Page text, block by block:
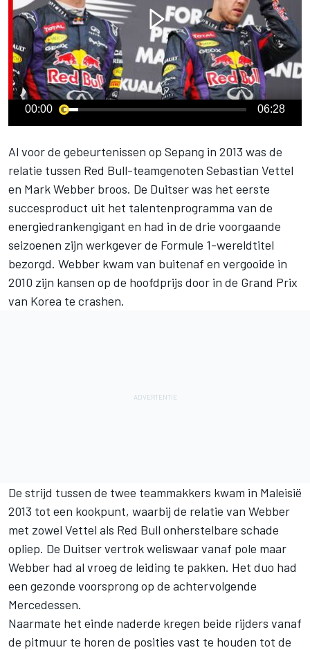
00:00 06:28
Al voor de gebeurtenissen op Sepang in 2013 was de
relatie tussen Red Bull-teamgenoten Sebastian Vettel
en Mark Webber broos. De Duitser was het eerste
succesproduct uit het talentenprogramma van de
energiedrankengigant en had in de drie voorgaande
seizoenen zijn werkgever de Formule 1-wereldtitel
bezorgd. Webber kwam van buitenaf en vergooide in
2010 zijn kansen op de hoofdprijs door in de Grand Prix
van Korea te crashen.
De strijd tussen de twee teammakkers kwam in Maleisië
2013 tot een kookpunt, waarbij de relatie van Webber
met zowel Vettel als Red Bull onherstelbare schade
opliep. De Duitser vertrok weliswaar vanaf pole maar
Webber had al vroeg de leiding te pakken. Het duo had
een gezonde voorsprong op de achtervolgende
Mercedessen.
Naarmate het einde naderde kregen beide rijders vanaf
de pitmuur te horen de posities vast te houden tot de